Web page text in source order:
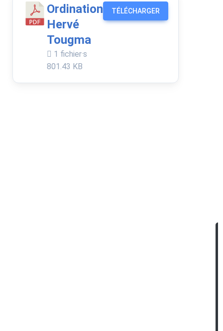
Ordination
Hervé
Tougma
1 fichier·s
801.43 KB
TÉLÉCHARGER